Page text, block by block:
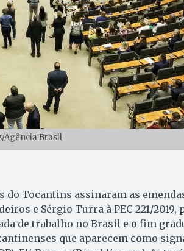
Agência Brasil
do Tocantins assinaram as
e Sérgio Turra à PEC 221/2019,
de trabalho no Brasil e o fim
que aparecem como